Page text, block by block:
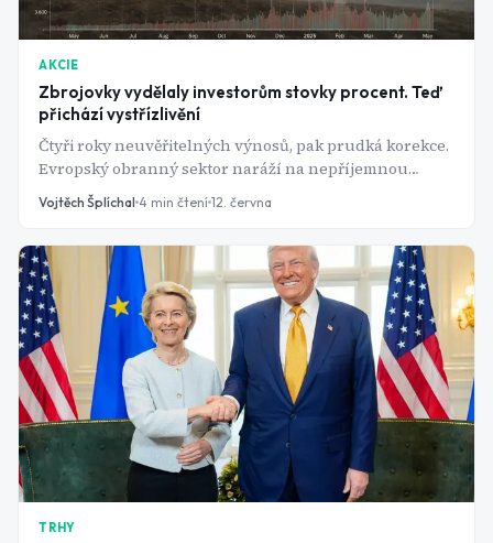
AKCIE
Zbrojovky vydělaly investorům stovky procent. Teď
přichází vystřízlivění
Čtyři roky neuvěřitelných výnosů, pak prudká korekce.
Evropský obranný sektor naráží na nepříjemnou
otázku: slíbené výdaje vlád jsou skvělé na papíře, ale
kdo je zaplatí?
Vojtěch Šplíchal 4 min čtení 12. června
TRHY